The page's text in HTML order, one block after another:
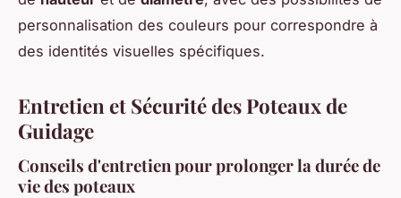
personnalisation des couleurs pour correspondre à
des identités visuelles spécifiques.
Entretien et Sécurité des Poteaux de
Guidage
Conseils d'entretien pour prolonger la durée de
vie des poteaux